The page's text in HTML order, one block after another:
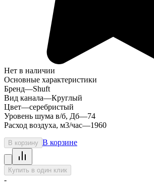
Нет в наличии
Основные характеристики
Бренд—Shuft
Вид канала—Круглый
Цвет—серебристый
Уровень шума в/б, Дб—74
Расход воздуха, м3/час—1960
В корзину В корзине
Купить в один клик
-